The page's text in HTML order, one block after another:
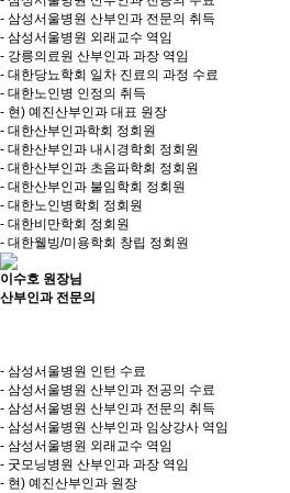
- 삼성서울병원 산부인과 전문의 취득
- 삼성서울병원 외래교수 역임
- 강릉의료원 산부인과 과장 역임
- 대한당뇨학회 일차 진료의 과정 수료
- 대한노인병 인정의 취득
- 현) 예진산부인과 대표 원장
- 대한산부인과학회 정회원
- 대한산부인과 내시경학회 정회원
- 대한산부인과 초음파학회 정회원
- 대한산부인과 불임학회 정회원
- 대한노인병학회 정회원
- 대한비만학회 정회원
- 대한웰빙/미용학회 창립 정회원
이수호 원장님
산부인과 전문의
- 삼성서울병원 인턴 수료
- 삼성서울병원 산부인과 전공의 수료
- 삼성서울병원 산부인과 전문의 취득
- 삼성서울병원 산부인과 임상강사 역임
- 삼성서울병원 외래교수 역임
- 굿모닝병원 산부인과 과장 역임
- 현) 예진산부인과 원장